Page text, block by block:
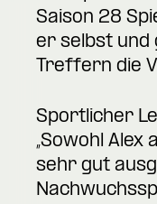
Saison 28
er selbst und
Treffern die
Sportlicher
„Sowohl Alex
sehr gut